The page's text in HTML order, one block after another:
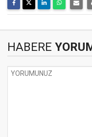
HABERE